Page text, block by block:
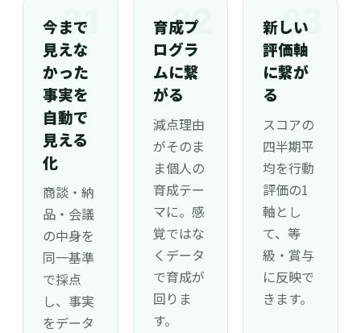
01
今まで
見えな
かった
事実を
自動で
見える
化
商談・納
品・会議
の中身を
同一基準
で採点
し、事実
をデータ
02
育成プ
ログラ
ムに繋
がる
減点理由
がそのま
ま個人の
育成テー
マに。感
覚ではな
くデータ
で育成が
回りま
す。
03
新しい
評価軸
に繋が
る
スコアの
四半期平
均を行動
評価の1
軸とし
て、等
級・賞与
に反映で
きます。